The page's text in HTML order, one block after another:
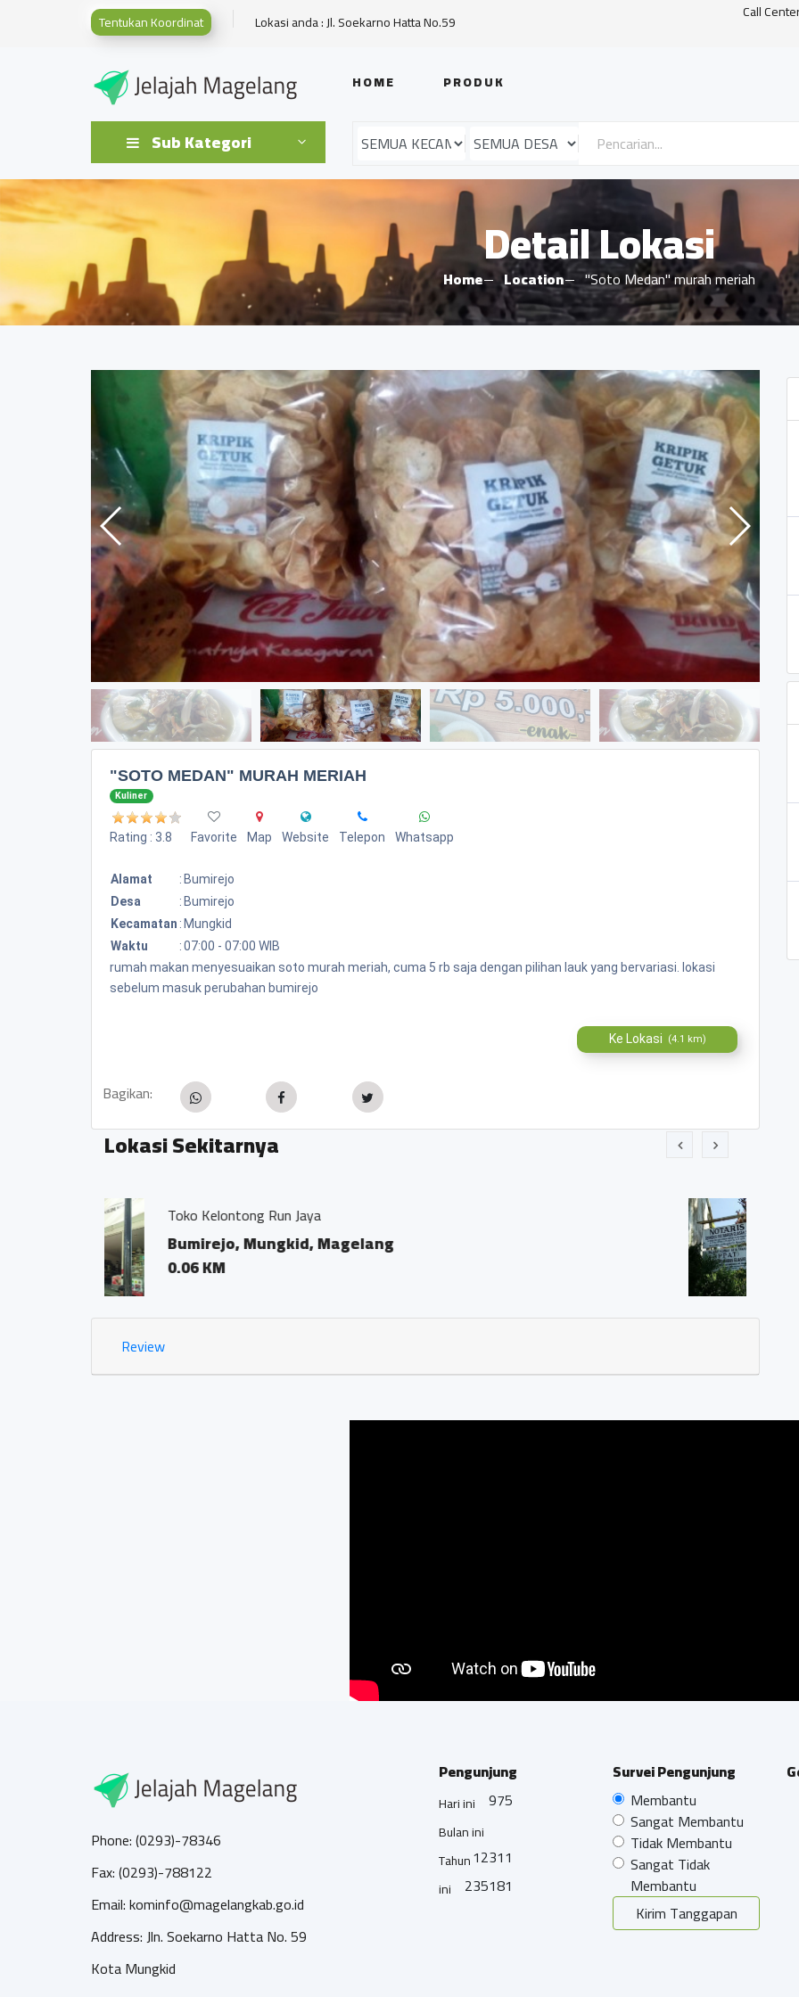
Tentukan Koordinat Lokasi anda : Jl. Soekarno Hatta No.59 Call
HOME PRODUK
Sub Kategori
Detail Lokasi
Home Location "Soto Medan" murah meriah
"SOTO MEDAN" MURAH MERIAH
Kuliner
Rating : 3.8 Favorite Map Website Telepon Whatsapp
Alamat : Bumirejo
Desa
: Bumirejo
Kecamatan : Mungkid
Waktu
:07:00 - 07:00 WIB
rumah makan menyesuaikan soto murah meriah, cuma 5 rb saja dengan pilihan lauk yang bervariasi. lokasi
sebelum masuk perubahan bumirejo
Ke Lokasi (4.1 km)
Bagikan:
Lokasi Sekitarnya
Kantor Notaris dan PPAT "Georgius Ivo Marius, SH"
Bumirejo, Mungkid, Magelang
Review
Phone: (0293)-78346
Fax: (0293)-788122
Email: kominfo@magelangkab.go.id
Address: Jln. Soekarno Hatta No. 59
Kota Mungkid
Pengunjung
Hari ini 975
Bulan ini
12311
Tahun
ini
235181
Survei Pengunjung
Membantu
Sangat Membantu
Tidak Membantu
Sangat Tidak
Membantu
Kirim Tanggapan